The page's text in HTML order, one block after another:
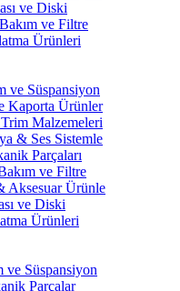
ve Diski
ve Filtre
Ürünleri
ve Süspansiyon
Kaporta Ürünler
Malzemeleri
& Ses Sistemle
Parçaları
ve Filtre
Aksesuar Ürünle
ve Diski
Ürünleri
ve Süspansiyon
Parçalar